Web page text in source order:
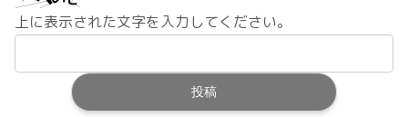
上に表示された文字を入力してください。